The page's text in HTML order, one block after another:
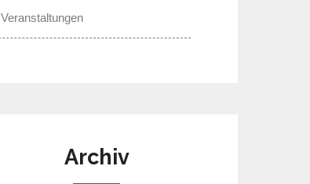
Veranstaltungen
Archiv